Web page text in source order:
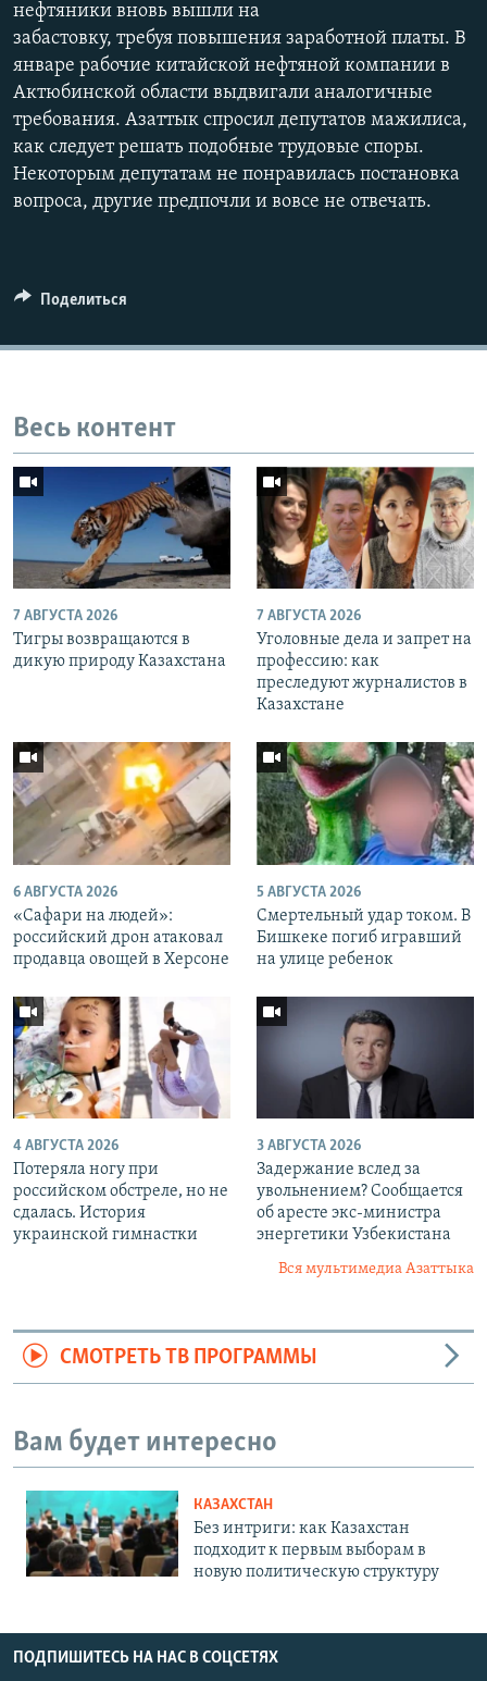
Auto
480p
1080p
нефтяники вновь вышли на
забастовку, требуя повышения заработной платы. В
январе рабочие китайской нефтяной компании в
Актюбинской области выдвигали аналогичные
требования. Азаттык спросил депутатов мажилиса,
как следует решать подобные трудовые споры.
Некоторым депутатам не понравилась постановка
вопроса, другие предпочли и вовсе не отвечать.
Поделиться
Весь контент
7 АВГУСТА 2026
Тигры возвращаются в
дикую природу Казахстана
7 АВГУСТА 2026
Уголовные дела и запрет на
профессию: как
преследуют журналистов в
Казахстане
6 АВГУСТА 2026
«Cафари на людей»:
российский дрон атаковал
продавца овощей в Херсоне
5 АВГУСТА 2026
Смертельный удар током. В
Бишкеке погиб игравший
на улице ребенок
4 АВГУСТА 2026
Потеряла ногу при
российском обстреле, но не
сдалась. История
украинской гимнастки
3 АВГУСТА 2026
Задержание вслед за
увольнением? Сообщается
об аресте экс-министра
энергетики Узбекистана
Вся мультимедиа Азаттыка
СМОТРЕТЬ ТВ ПРОГРАММЫ
Вам будет интересно
КАЗАХСТАН
Без интриги: как Казахстан
подходит к первым выборам в
новую политическую структуру
ПОДПИШИТЕСЬ НА НАС В СОЦСЕТЯХ